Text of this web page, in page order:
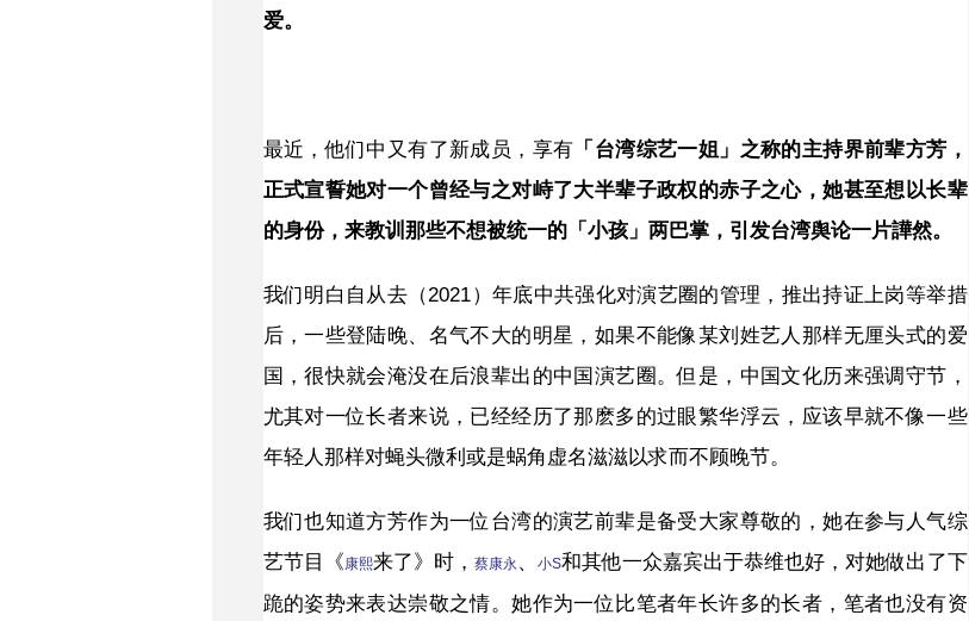
爱。
最近，他们中又有了新成员，享有 「台湾综艺一姐」之称的主持界前辈方芳，
正式宣誓她对一个曾经与之对峙了大半辈子政权的赤子之心，她甚至想以长辈
的身份，来教训那些不想被统一的「小孩」两巴掌，引发台湾舆论一片譁然。
我们明白自从去（2021）年底中共强化对演艺圈的管理，推出持证上岗等举措
后，一些登陆晚、名气不大的明星，如果不能像某刘姓艺人那样无厘头式的爱
国，很快就会淹没在后浪辈出的中国演艺圈。但是，中国文化历来强调守节，
尤其对一位长者来说，已经经历了那麽多的过眼繁华浮云，应该早就不像一些
年轻人那样对蝇头微利或是蜗角虚名滋滋以求而不顾晚节。
我们也知道方芳作为一位台湾的演艺前辈是备受大家尊敬的，她在参与人气综
艺节目《康熙来了》时， 蔡康永 、 小S和其他一众嘉宾出于恭维也好，对她做出了下
跪的姿势来表达崇敬之情。她作为一位比笔者年长许多的长者，笔者也没有资